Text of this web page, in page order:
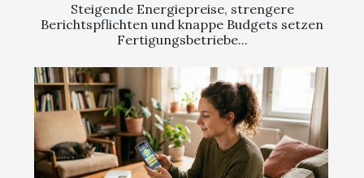
Steigende Energiepreise, strengere
Berichtspflichten und knappe Budgets setzen
Fertigungsbetriebe...